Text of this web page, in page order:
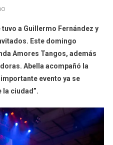
a Guillermo Fernández y
Este domingo
Amores Tangos, además
Abella acompañó la
evento ya se
la ciudad”.